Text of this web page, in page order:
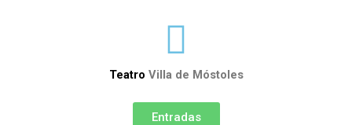
Teatro Villa de Móstoles
Entradas